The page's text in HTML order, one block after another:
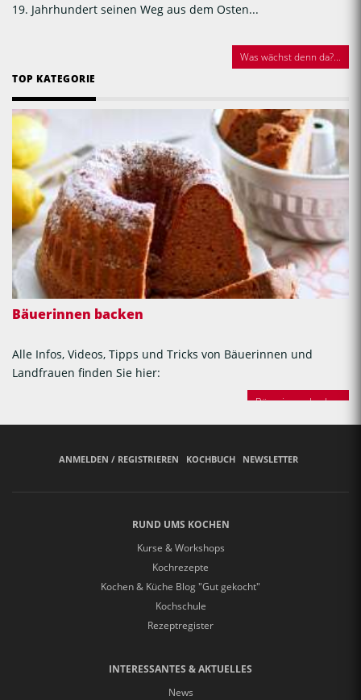
19. Jahrhundert seinen Weg aus dem Osten...
Was wächst denn da?...
TOP KATEGORIE
Bäuerinnen backen
Alle Infos, Videos, Tipps und Tricks von Bäuerinnen und
Landfrauen finden Sie hier:
Bäuerinnen backen
ANMELDEN / REGISTRIEREN KOCHBUCH NEWSLETTER
RUND UMS KOCHEN
Kurse & Workshops
Kochrezepte
Kochen & Küche Blog "Gut gekocht"
Kochschule
Rezeptregister
INTERESSANTES & AKTUELLES
News